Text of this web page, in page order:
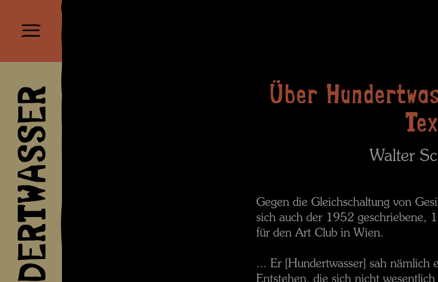
HUNDERTWASSER
Über
Walter
Gegen die Gleichschaltung von
sich auch der 1952 geschriebene,
für den Art Club in Wien.
... Er [Hundertwasser] sah nämlich
Entstehen, die sich nicht